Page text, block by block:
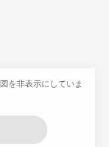
を非表示にしていま